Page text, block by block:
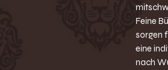
Feine
sorgen
eine
nach